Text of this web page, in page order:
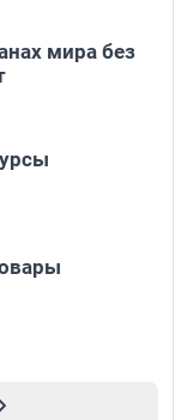
мира без